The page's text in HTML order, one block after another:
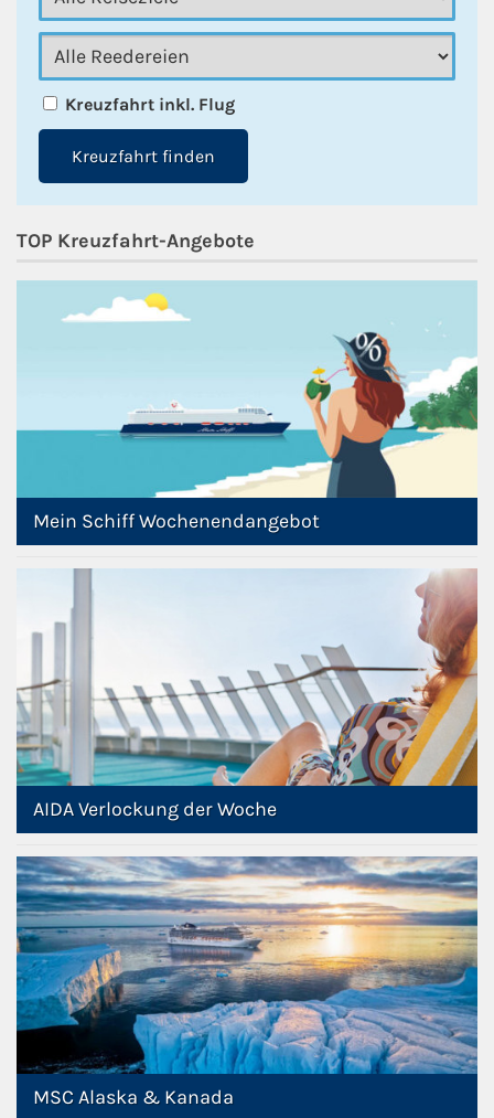
Kreuzfahrt inkl. Flug
Kreuzfahrt finden
TOP Kreuzfahrt-Angebote
Mein Schiff Wochenendangebot
AIDA Verlockung der Woche
MSC Alaska & Kanada